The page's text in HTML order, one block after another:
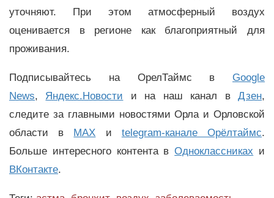
уточняют. При этом атмосферный воздух
оценивается в регионе как благоприятный для
проживания.
Подписывайтесь на ОрелТаймс в Google
News, Яндекс.Новости и на наш канал вДзен,
следите за главными новостями Орла и Орловской
области в MAX и telegram-канале Орёлтаймс.
Больше интересного контента вОдноклассниках и
ВКонтакте.